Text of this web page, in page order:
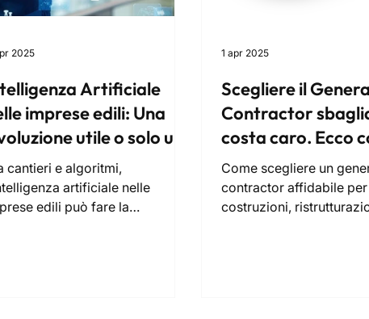
Artificiale
imprese edili: Una
utile o solo un
slogan?
cantieri e algoritmi,
artificiale nelle
edili può fare la
2025
Scegliere il
Contractor
costa caro. Ecco
scegliere quello
Come scegliere un
contractor affidabile per
costruzioni,
1 apr 2025